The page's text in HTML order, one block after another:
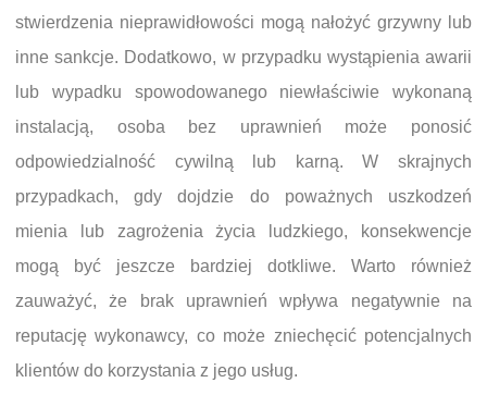
stwierdzenia nieprawidłowości mogą nałożyć grzywny lub
inne sankcje. Dodatkowo, w przypadku wystąpienia awarii
lub wypadku spowodowanego niewłaściwie wykonaną
instalacją, osoba bez uprawnień może ponosić
odpowiedzialność cywilną lub karną. W skrajnych
przypadkach, gdy dojdzie do poważnych uszkodzeń
mienia lub zagrożenia życia ludzkiego, konsekwencje
mogą być jeszcze bardziej dotkliwe. Warto również
zauważyć, że brak uprawnień wpływa negatywnie na
reputację wykonawcy, co może zniechęcić potencjalnych
klientów do korzystania z jego usług.